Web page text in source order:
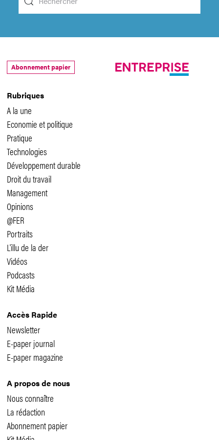
Rubriques
A la une
Economie et politique
Pratique
Technologies
Développement durable
Droit du travail
Management
Opinions
@FER
Portraits
L'illu de la der
Vidéos
Podcasts
Kit Média
Accès Rapide
Newsletter
E-paper journal
E-paper magazine
A propos de nous
Nous connaître
La rédaction
Abonnement papier
Abonnement papier